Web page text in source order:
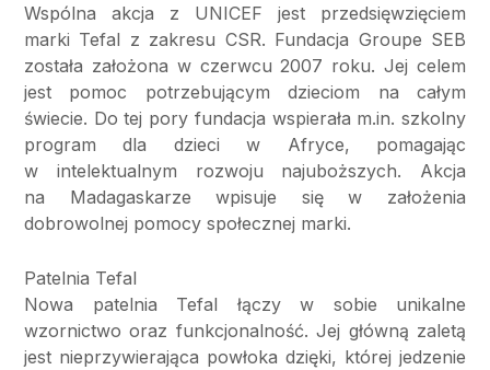
Wspólna akcja z UNICEF jest przedsięwzięciem
marki Tefal z zakresu CSR. Fundacja Groupe SEB
została założona w czerwcu 2007 roku. Jej celem
jest pomoc potrzebującym dzieciom na całym
świecie. Do tej pory fundacja wspierała m.in. szkolny
program dla dzieci w Afryce, pomagając
w intelektualnym rozwoju najuboższych. Akcja
na Madagaskarze wpisuje się w założenia
dobrowolnej pomocy społecznej marki.
Patelnia Tefal
Nowa patelnia Tefal łączy w sobie unikalne
wzornictwo oraz funkcjonalność. Jej główną zaletą
jest nieprzywierająca powłoka dzięki, której jedzenie